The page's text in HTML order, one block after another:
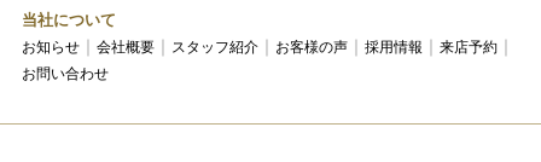
当社について
お知らせ 会社概要 スタッフ紹介 お客様の声 採用情報
来店予約
お問い合わせ